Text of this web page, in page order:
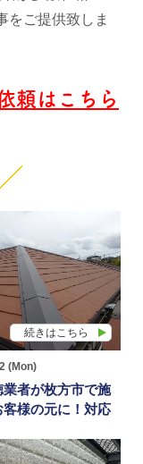
をご提供致しま
頼はこちら
続きはこちら
(Mon)
者が枚方市で施
様の元に！対応